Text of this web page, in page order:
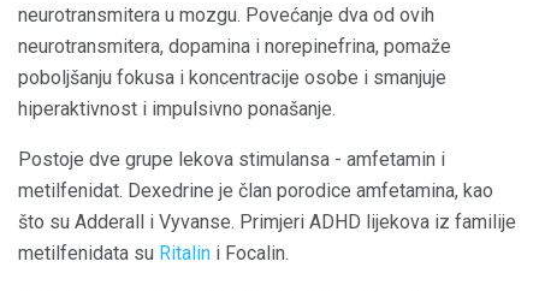
neurotransmitera u mozgu. Povećanje dva od ovih
neurotransmitera, dopamina i norepinefrina, pomaže
poboljšanju fokusa i koncentracije osobe i smanjuje
hiperaktivnost i impulsivno ponašanje.
Postoje dve grupe lekova stimulansa - amfetamin i
metilfenidat. Dexedrine je član porodice amfetamina, kao
što su Adderall i Vyvanse. Primjeri ADHD lijekova iz familije
metilfenidata su Ritalin i Focalin.